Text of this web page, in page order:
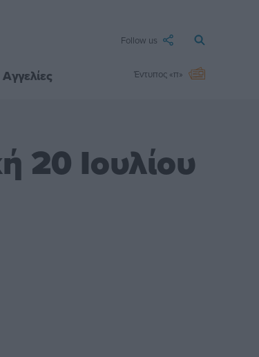
Follow us
Έντυπος «π»
20 Ιουλίου